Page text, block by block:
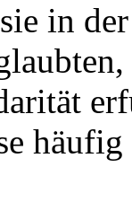
in